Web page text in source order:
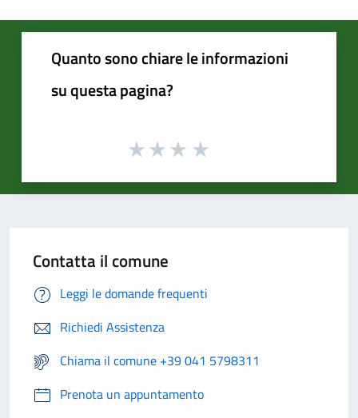
Quanto sono chiare le informazioni
su questa pagina?
Contatta il comune
Leggi le domande frequenti
Richiedi Assistenza
Chiama il comune +39 041 5798311
Prenota un appuntamento